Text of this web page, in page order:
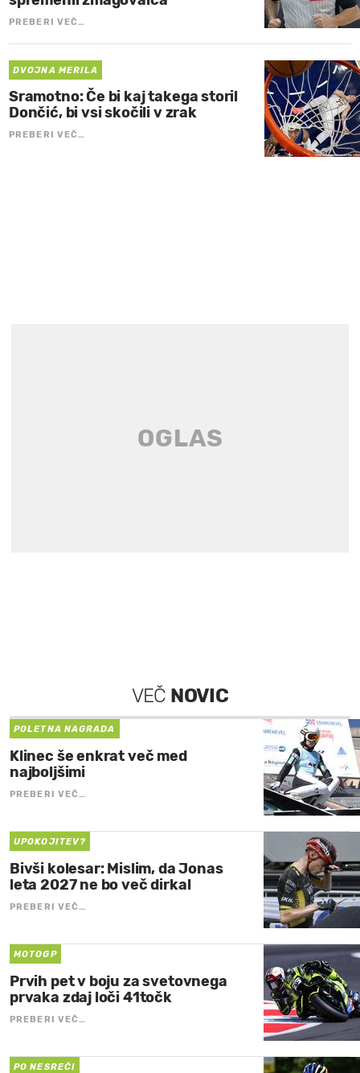
PREBERI VEČ…
DVOJNA MERILA
Sramotno: Če bi kaj takega storil
Dončić, bi vsi skočili v zrak
PREBERI VEČ…
VEČ NOVIC
POLETNA NAGRADA
Klinec še enkrat več med
najboljšimi
PREBERI VEČ…
UPOKOJITEV?
Bivši kolesar: Mislim, da Jonas
leta 2027 ne bo več dirkal
PREBERI VEČ…
MOTOGP
Prvih pet v boju za svetovnega
prvaka zdaj loči 41točk
PREBERI VEČ…
PO NESREČI